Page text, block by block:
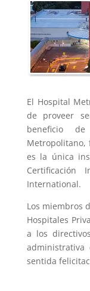
El Hospital
de proveer
beneficio
Metropolitano,
es la única
Certificación
International.
Los miembros
Hospitales
a los
sentida